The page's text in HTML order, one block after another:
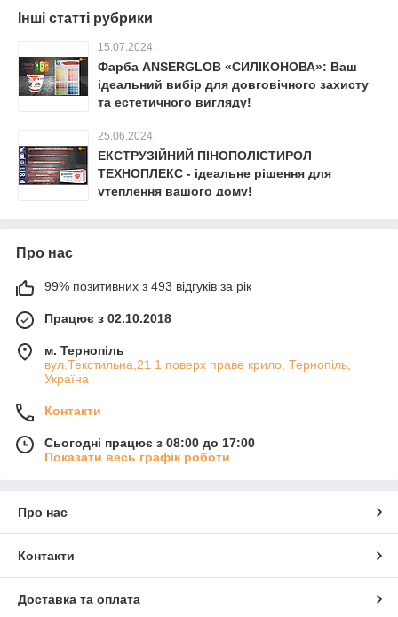
Інші статті рубрики
15.07.2024
Фарба ANSERGLOB «СИЛІКОНОВА»: Ваш
ідеальний вибір для довговічного захисту
та естетичного вигляду!
25.06.2024
ЕКСТРУЗІЙНИЙ ПІНОПОЛІСТИРОЛ
ТЕХНОПЛЕКС - ідеальне рішення для
утеплення вашого дому!
Про нас
99% позитивних з 493 відгуків за рік
Працює з 02.10.2018
м. Тернопіль
вул.Текстильна,21 1 поверх праве крило, Тернопіль,
Україна
Контакти
Сьогодні працює з 08:00 до 17:00
Показати весь графік роботи
Про нас
Контакти
Доставка та оплата